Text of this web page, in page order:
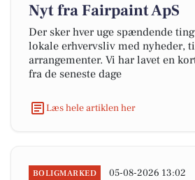
Nyt fra Fairpaint ApS
Der sker hver uge spændende
lokale erhvervsliv med nyheder,
arrangementer. Vi har lavet en
fra de seneste dage
Læs hele artiklen her
BOLIGMARKED 05-08-2026 13:02